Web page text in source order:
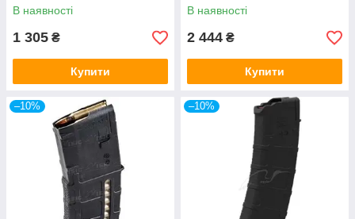
В наявності
1 305 ₴
Купити
В наявності
2 444 ₴
Купити
–10% –10%